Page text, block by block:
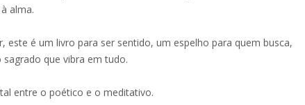
alma.
este é um livro para ser sentido, um espelho para quem busca,
que vibra em tudo.
entre o poético e o meditativo.